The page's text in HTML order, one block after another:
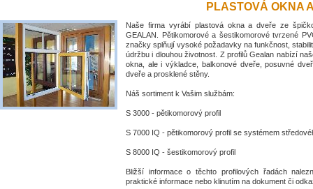
PLASTOVÁ OKNA
Naše firma vyrábí plastová okna a dveře ze
GEALAN. Pětikomorové a šestikomorové tvrzené
značky splňují vysoké požadavky na funkčnost,
údržbu i dlouhou životnost. Z profilů Gealan nabízí
okna, ale i výkladce, balkonové dveře, posuvné
dveře a prosklené stěny.
Náš sortiment k Vašim službám:
S 3000 - pětikomorový profil
S 7000 IQ - pětikomorový profil se systémem
S 8000 IQ - šestikomorový profil
Bližší informace o těchto profilových řadách
praktické informace nebo klinutím na dokument či